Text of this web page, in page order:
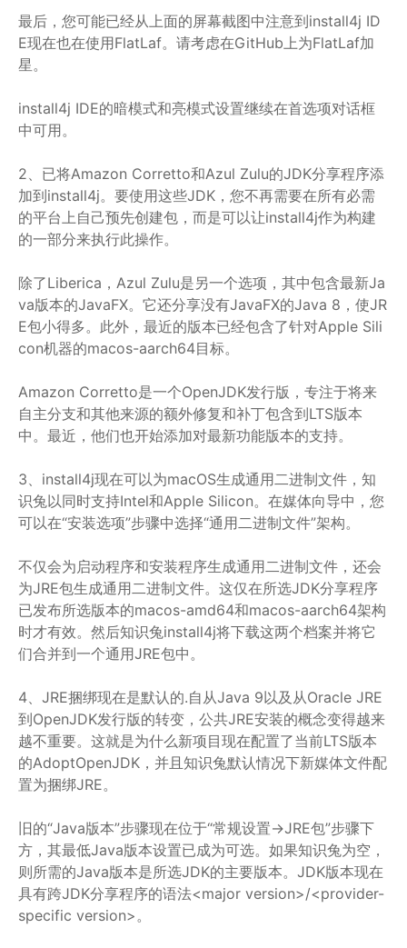
最后，您可能已经从上面的屏幕截图中注意到install4j ID
E现在也在使用FlatLaf。请考虑在GitHub上为FlatLaf加
星。
install4j IDE的暗模式和亮模式设置继续在首选项对话框
中可用。
2、已将Amazon Corretto和Azul Zulu的JDK分享程序添
加到install4j。要使用这些JDK，您不再需要在所有必需
的平台上自己预先创建包，而是可以让install4j作为构建
的一部分来执行此操作。
除了Liberica，Azul Zulu是另一个选项，其中包含最新Ja
va版本的JavaFX。它还分享没有JavaFX的Java 8，使JR
E包小得多。此外，最近的版本已经包含了针对Apple Sili
con机器的macos-aarch64目标。
Amazon Corretto是一个OpenJDK发行版，专注于将来
自主分支和其他来源的额外修复和补丁包含到LTS版本
中。最近，他们也开始添加对最新功能版本的支持。
3、install4j现在可以为macOS生成通用二进制文件，知
识兔以同时支持Intel和Apple Silicon。在媒体向导中，您
可以在“安装选项”步骤中选择“通用二进制文件”架构。
不仅会为启动程序和安装程序生成通用二进制文件，还会
为JRE包生成通用二进制文件。这仅在所选JDK分享程序
已发布所选版本的macos-amd64和macos-aarch64架构
时才有效。然后知识兔install4j将下载这两个档案并将它
们合并到一个通用JRE包中。
4、JRE捆绑现在是默认的.自从Java 9以及从Oracle JRE
到OpenJDK发行版的转变，公共JRE安装的概念变得越来
越不重要。这就是为什么新项目现在配置了当前LTS版本
的AdoptOpenJDK，并且知识兔默认情况下新媒体文件配
置为捆绑JRE。
旧的“Java版本”步骤现在位于“常规设置->JRE包”步骤下
方，其最低Java版本设置已成为可选。如果知识兔为空，
则所需的Java版本是所选JDK的主要版本。JDK版本现在
具有跨JDK分享程序的语法<major version>/<provider-
specific version>。